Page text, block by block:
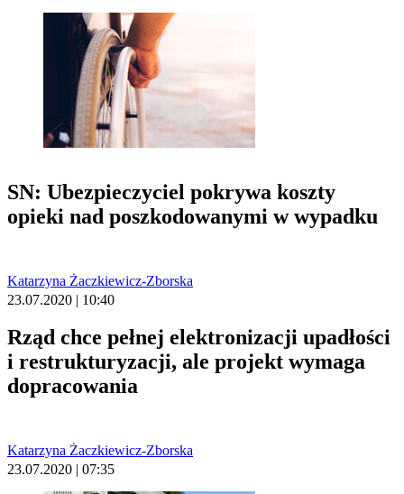
SN: Ubezpieczyciel pokrywa koszty
opieki nad poszkodowanymi w wypadku
Katarzyna Żaczkiewicz-Zborska
23.07.2020 | 10:40
Rząd chce pełnej elektronizacji upadłości
i restrukturyzacji, ale projekt wymaga
dopracowania
Katarzyna Żaczkiewicz-Zborska
23.07.2020 | 07:35